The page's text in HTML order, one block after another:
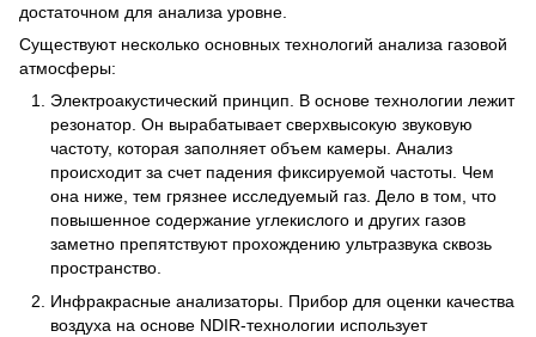
достаточном для анализа уровне.
Существуют несколько основных технологий анализа газовой
атмосферы:
Электроакустический принцип. В основе технологии лежит
резонатор. Он вырабатывает сверхвысокую звуковую
частоту, которая заполняет объем камеры. Анализ
происходит за счет падения фиксируемой частоты. Чем
она ниже, тем грязнее исследуемый газ. Дело в том, что
повышенное содержание углекислого и других газов
заметно препятствуют прохождению ультразвука сквозь
пространство.
Инфракрасные анализаторы. Прибор для оценки качества
воздуха на основе NDIR-технологии использует